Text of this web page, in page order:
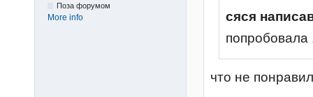
Поза форумом
More info
сяся
попробовала
что не